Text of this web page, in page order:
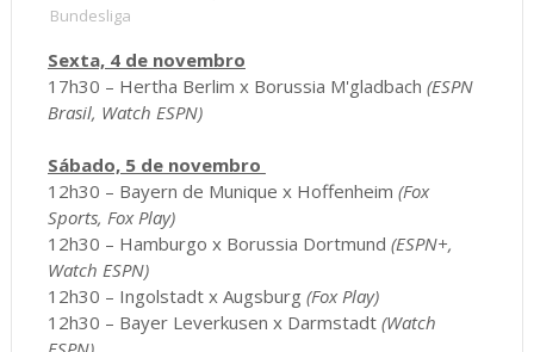
Bundesliga
Sexta, 4 de novembro
17h30 – Hertha Berlim x Borussia M'gladbach (ESPN
Brasil, Watch ESPN)
Sábado, 5 de novembro
12h30 – Bayern de Munique x Hoffenheim (Fox
Sports, Fox Play)
12h30 – Hamburgo x Borussia Dortmund (ESPN+,
Watch ESPN)
12h30 – Ingolstadt x Augsburg (Fox Play)
12h30 – Bayer Leverkusen x Darmstadt (Watch